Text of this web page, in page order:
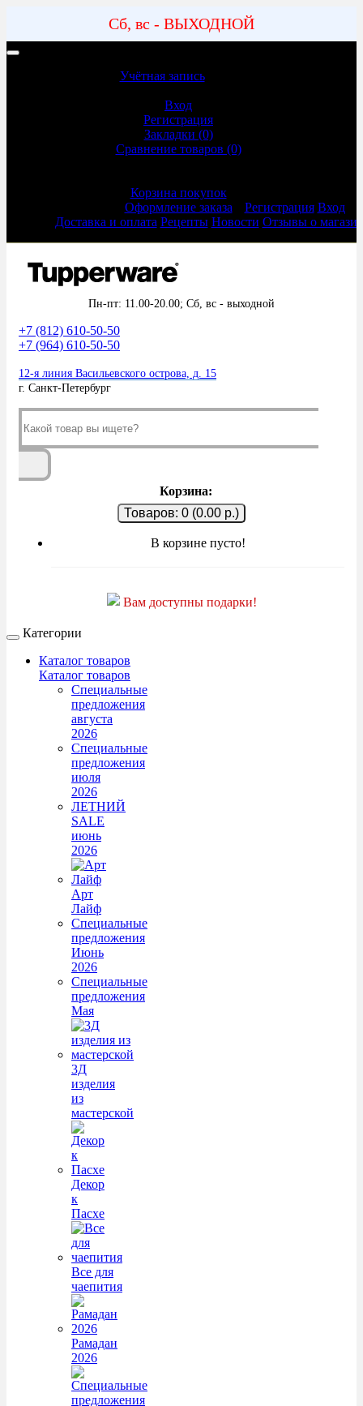
Сб, вс - ВЫХОДНОЙ
Учётная запись
Вход
Регистрация
Закладки (0)
Сравнение товаров (0)
Корзина покупок
Оформление заказа
Регистрация Вход
Доставка и оплата Рецепты Новости Отзывы о
Пн-пт: 11.00-20.00; Сб, вс - выходной
+7 (812) 610-50-50
+7 (964) 610-50-50
12-я линия Васильевского острова, д. 15
г. Санкт-Петербург
Корзина:
Товаров: 0 (0.00 р.)
В корзине пусто!
Вам доступны подарки!
Категории
Каталог товаров
Каталог товаров
Специальные
предложения
августа
2026
Специальные
предложения
июля
2026
ЛЕТНИЙ
SALE
июнь
2026
Арт
Лайф
Специальные
предложения
Июнь
2026
Специальные
предложения
Мая
3Д
изделия
из
мастерской
Декор
к
Пасхе
Все для
чаепития
Рамадан
2026